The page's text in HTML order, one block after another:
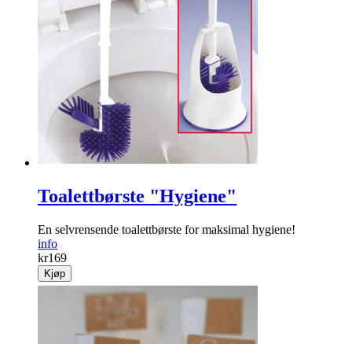
Toalettbørste "Hygiene"
En selvrensende toalettbørste for maksimal hygiene!
info
kr169
Kjøp